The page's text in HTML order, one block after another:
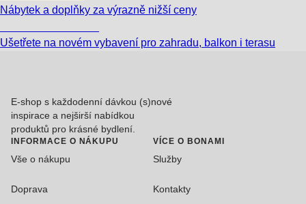
Nábytek a doplňky za výrazně nižší ceny
Ušetřete na novém vybavení pro zahradu, balkon i terasu
E-shop s každodenní dávkou (s)nové
inspirace a nejširší nabídkou
produktů pro krásné bydlení.
INFORMACE O NÁKUPU
Vše o nákupu
Doprava
VÍCE O BONAMI
Služby
Kontakty